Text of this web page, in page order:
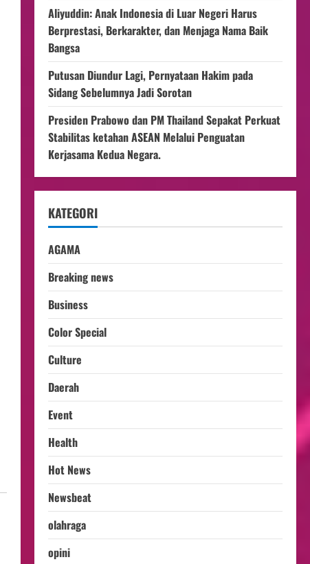
Aliyuddin: Anak Indonesia di Luar Negeri Harus
Berprestasi, Berkarakter, dan Menjaga Nama Baik
Bangsa
Putusan Diundur Lagi, Pernyataan Hakim pada
Sidang Sebelumnya Jadi Sorotan
Presiden Prabowo dan PM Thailand Sepakat Perkuat
Stabilitas ketahan ASEAN Melalui Penguatan
Kerjasama Kedua Negara.
KATEGORI
AGAMA
Breaking news
Business
Color Special
Culture
Daerah
Event
Health
Hot News
Newsbeat
olahraga
opini